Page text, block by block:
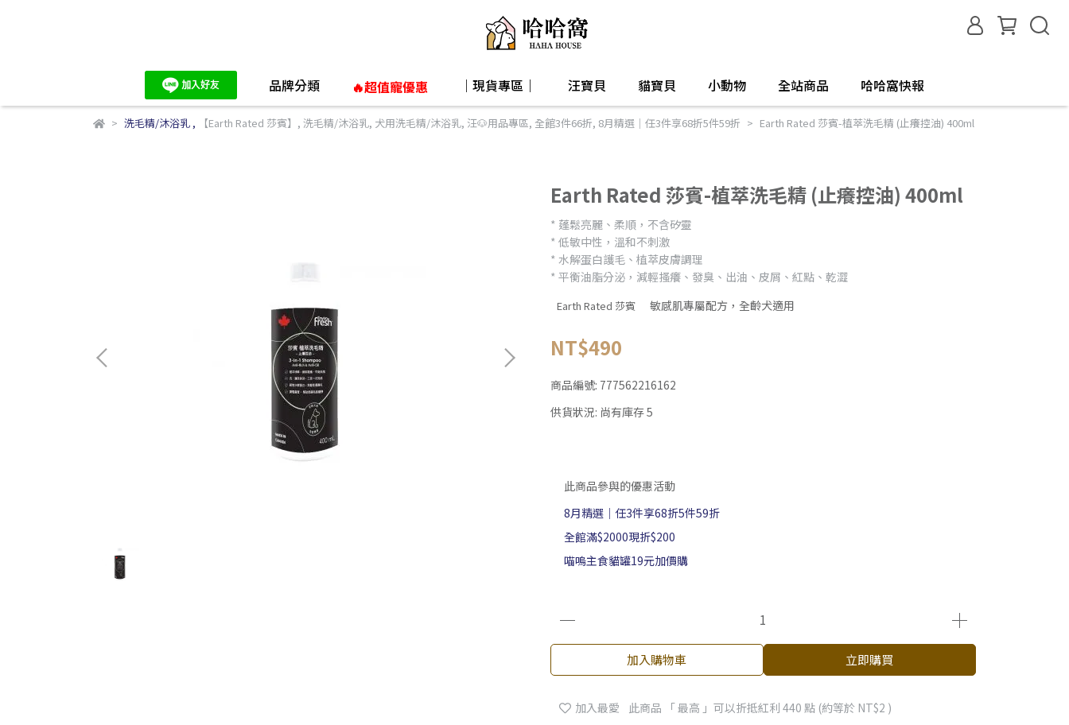
品牌分類 🔥超值寵優惠 ｜現貨專區｜ 汪寶貝 貓寶貝 小動物 全站商品 哈哈窩快報
洗毛精/沐浴乳, 【Earth Rated 莎賓】 , 洗毛精/沐浴乳, 犬用洗毛精/沐浴乳, 汪🐶用品專區, 全館3件66折, 8月精選｜任3件享68折5件59折 Earth Rated 莎賓-植萃洗毛精 (止癢控油) 400ml
Earth Rated 莎賓-植萃洗毛精 (止癢控油) 400ml
* 蓬鬆亮麗、柔順，不含矽靈
* 低敏中性，溫和不刺激
* 水解蛋白護毛、植萃皮膚調理
* 平衡油脂分泌，減輕搔癢、發臭、出油、皮屑、紅點、乾澀
Earth Rated 莎賓 敏感肌專屬配方，全齡犬適用
NT$490
商品編號: 777562216162
供貨狀況: 尚有庫存 5
此商品參與的優惠活動
8月精選｜任3件享68折5件59折
全館滿$2000現折$200
喵嗚主食貓罐19元加價購
加入購物車 立即購買
加入最愛 此商品 「 最高 」可以折抵紅利 440 點 (約等於 NT$2 )